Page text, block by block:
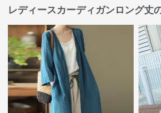
レディースカーディガンロング丈